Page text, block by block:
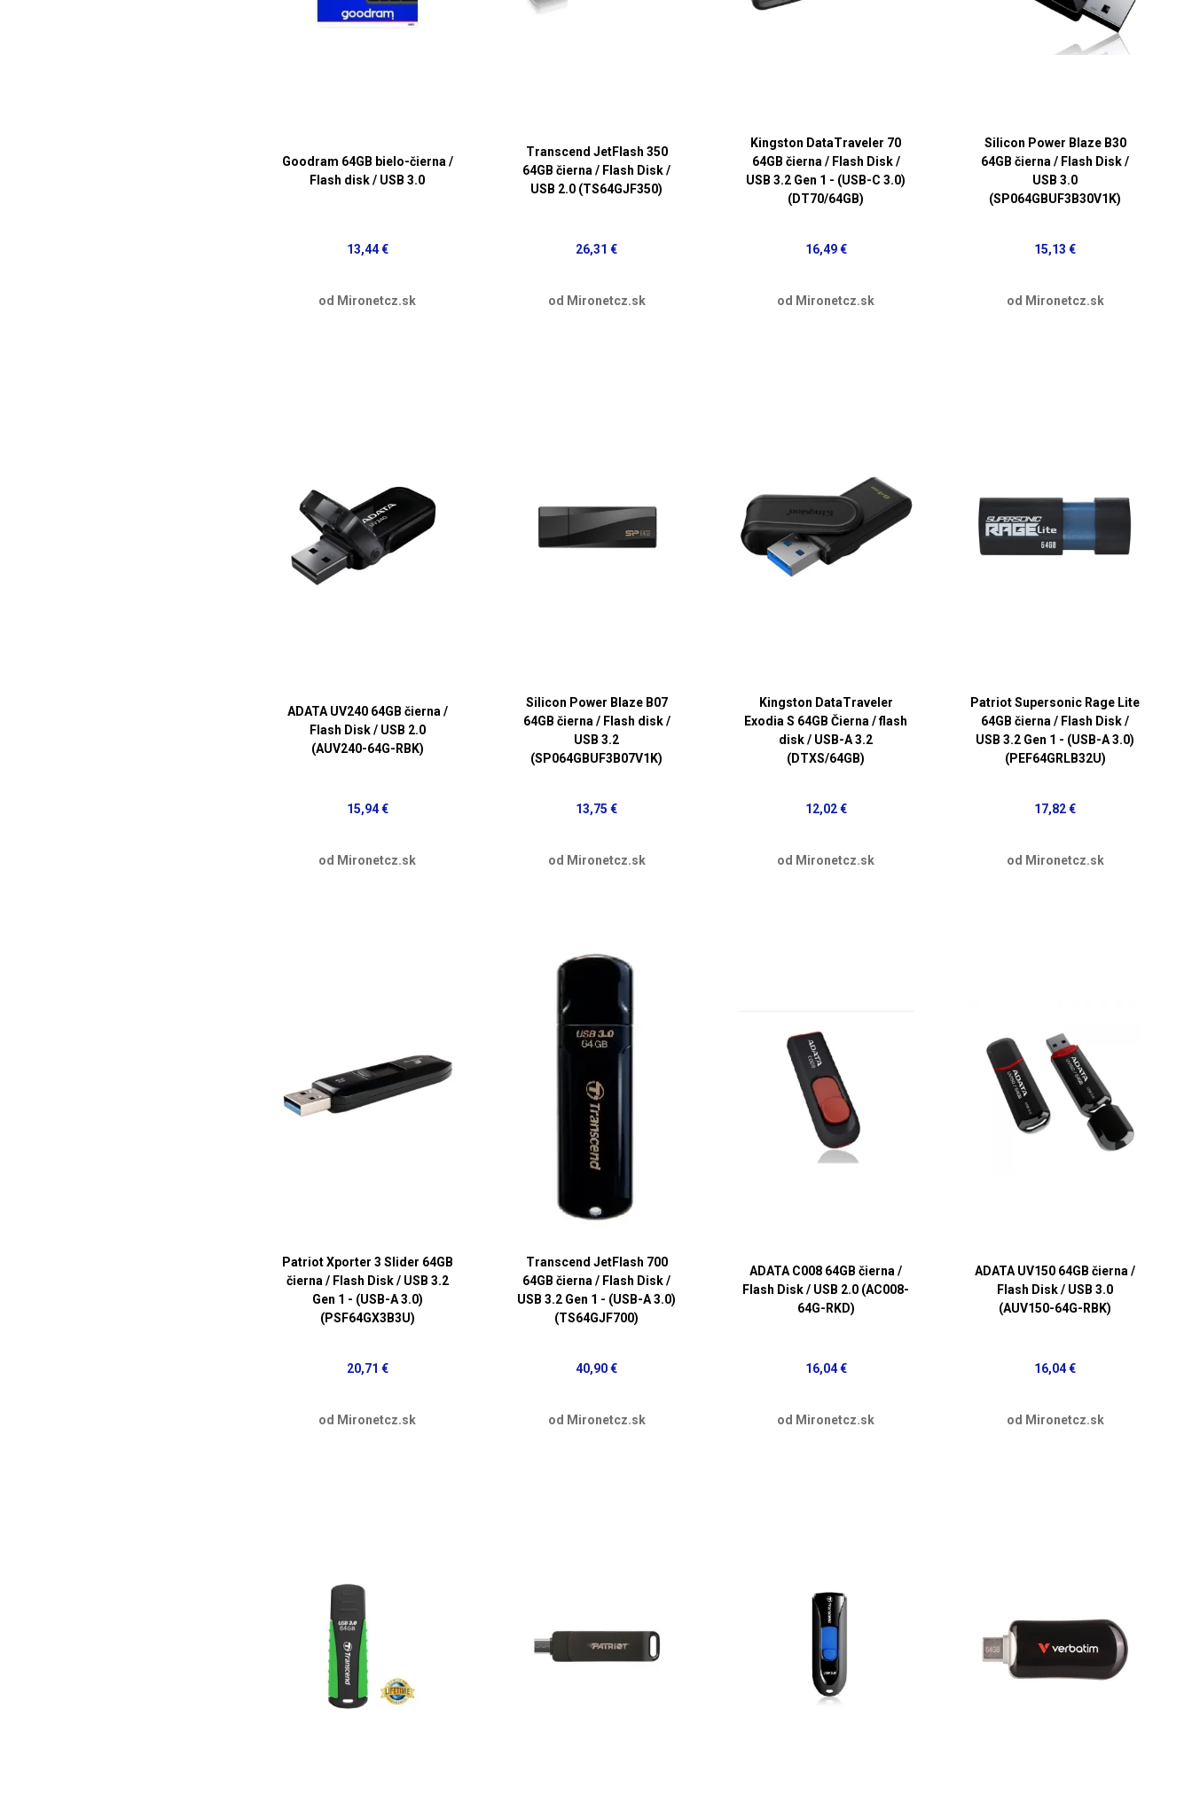
Goodram 64GB bielo-čierna /
Flash disk / USB 3.0
13,44 €
od Mironetcz.sk
Transcend JetFlash 350
64GB čierna / Flash Disk /
USB 2.0 (TS64GJF350)
26,31 €
od Mironetcz.sk
Kingston DataTraveler 70
64GB čierna / Flash Disk /
USB 3.2 Gen 1 - (USB-C 3.0)
(DT70/64GB)
16,49 €
od Mironetcz.sk
Silicon Power Blaze B30
64GB čierna / Flash Disk /
USB 3.0
(SP064GBUF3B30V1K)
15,13 €
od Mironetcz.sk
ADATA UV240 64GB čierna /
Flash Disk / USB 2.0
(AUV240-64G-RBK)
15,94 €
od Mironetcz.sk
Silicon Power Blaze B07
64GB čierna / Flash disk /
USB 3.2
(SP064GBUF3B07V1K)
13,75 €
od Mironetcz.sk
Kingston DataTraveler
Exodia S 64GB Čierna / flash
disk / USB-A 3.2
(DTXS/64GB)
12,02 €
od Mironetcz.sk
Patriot Supersonic Rage Lite
64GB čierna / Flash Disk /
USB 3.2 Gen 1 - (USB-A 3.0)
(PEF64GRLB32U)
17,82 €
od Mironetcz.sk
Patriot Xporter 3 Slider 64GB
čierna / Flash Disk / USB 3.2
Gen 1 - (USB-A 3.0)
(PSF64GX3B3U)
20,71 €
od Mironetcz.sk
Transcend JetFlash 700
64GB čierna / Flash Disk /
USB 3.2 Gen 1 - (USB-A 3.0)
(TS64GJF700)
40,90 €
od Mironetcz.sk
ADATA C008 64GB čierna /
Flash Disk / USB 2.0 (AC008-
64G-RKD)
16,04 €
od Mironetcz.sk
ADATA UV150 64GB čierna /
Flash Disk / USB 3.0
(AUV150-64G-RBK)
16,04 €
od Mironetcz.sk